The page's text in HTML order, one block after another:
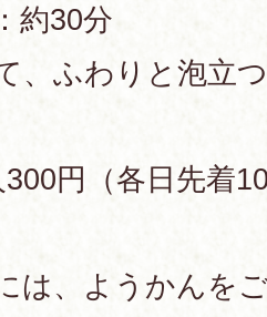
館弁当
約30分
、ふわりと泡立
円（各日先着
は、ようかんを